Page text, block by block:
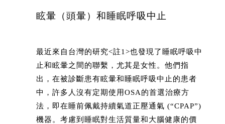
眩暈（頭暈）和睡眠呼吸中止
最近來自台灣的研究<註1>也發現了睡眠呼吸中
止和眩暈之間的聯繫，尤其是女性。他們指
出，在被診斷患有眩暈和睡眠呼吸中止的患者
中，許多人沒有定期使用OSA的首選治療方
法，即在睡前佩戴持續氣道正壓通氣 (“CPAP”)
機器。考慮到睡眠對生活質量和大腦健康的價